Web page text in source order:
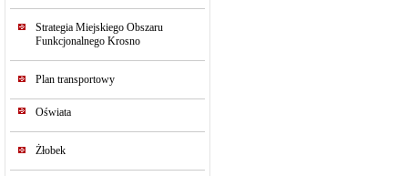
Strategia Miejskiego Obszaru
Funkcjonalnego Krosno
Plan transportowy
Oświata
Żłobek